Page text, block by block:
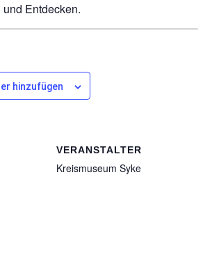
Entdecken.
hinzufügen
VERANSTALTER
Kreismuseum Syke